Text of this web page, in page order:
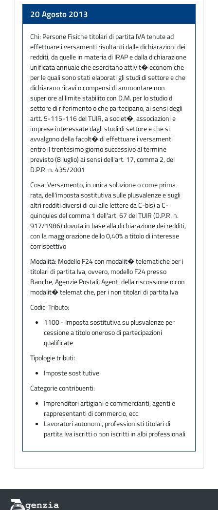
20 Agosto 2013
Chi: Persone Fisiche titolari di partita IVA tenute ad
effettuare i versamenti risultanti dalle dichiarazioni dei
redditi, da quelle in materia di IRAP e dalla dichiarazione
unificata annuale che esercitano attivit� economiche
per le quali sono stati elaborati gli studi di settore e che
dichiarano ricavi o compensi di ammontare non
superiore al limite stabilito con D.M. per lo studio di
settore di riferimento o che partecipano, ai sensi degli
artt. 5-115-116 del TUIR, a societ�, associazioni e
imprese interessate dagli studi di settore e che si
avvalgono della facolt� di effettuare i versamenti
entro il trentesimo giorno successivo al termine
previsto (8 luglio) ai sensi dell'art. 17, comma 2, del
D.P.R. n. 435/2001
Cosa:Versamento, in unica soluzione o come prima
rata, dell'imposta sostitutiva sulle plusvalenze e sugli
altri redditi diversi di cui alle lettere da C-bis) a C-
quinquies del comma 1 dell'art. 67 del TUIR (D.P.R. n.
917/1986) dovuta in base alla dichiarazione dei redditi,
con la maggiorazione dello 0,40% a titolo di interesse
corrispettivo
Modalità: Modello F24 con modalit� telematiche per i
titolari di partita Iva, ovvero, modello F24 presso
Banche, Agenzie Postali, Agenti della riscossione o con
modalit� telematiche, per i non titolari di partita Iva
Codici Tributo:
1100 - Imposta sostitutiva su plusvalenze per
cessione a titolo oneroso di partecipazioni
qualificate
Tipologie tributi:
Imposte sostitutive
Categorie contribuenti:
Imprenditori artigiani e commercianti, agenti e
rappresentanti di commercio, ecc.
Lavoratori autonomi, professionisti titolari di
partita Iva iscritti o non iscritti in albi professionali
Informazioni